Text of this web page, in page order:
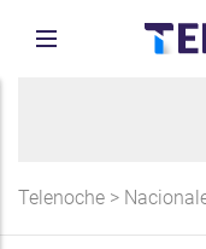
Telenoche >